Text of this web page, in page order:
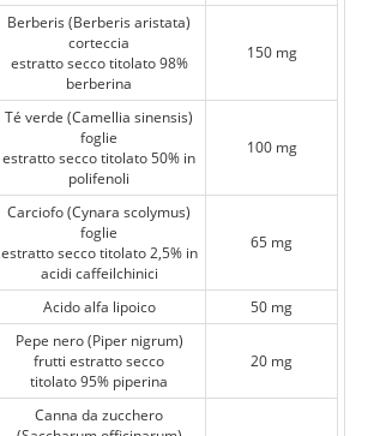
Berberis (Berberis aristata)
corteccia
estratto secco titolato 98%
berberina
150 mg
Té verde (Camellia sinensis)
foglie
estratto secco titolato 50% in
polifenoli
100 mg
Carciofo (Cynara scolymus)
foglie
estratto secco titolato 2,5% in
acidi caffeilchinici
65 mg
Acido alfa lipoico
50 mg
Pepe nero (Piper nigrum)
frutti estratto secco
titolato 95% piperina
20 mg
Canna da zucchero